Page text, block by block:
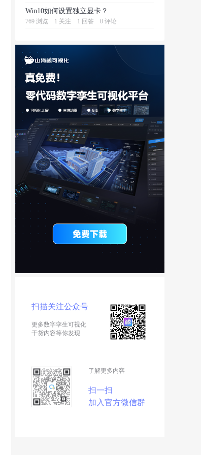
Win10如何设置独立显卡？
769 浏览 1 关注 1 回答 0 评论
扫描关注公众号
更多数字孪生可视化
干货内容等你发现
了解更多内容
扫一扫
加入官方微信群